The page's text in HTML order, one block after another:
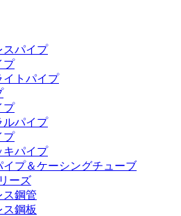
スパイプ
プ
イトパイプ
プ
ルパイプ
プ
キパイプ
イプ＆ケーシングチューブ
ーズ
ス鋼管
ス鋼板